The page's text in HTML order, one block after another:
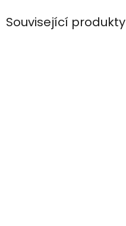
Související produkty